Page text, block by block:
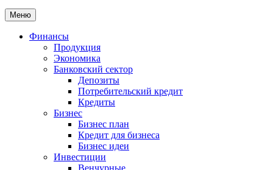
Меню
Финансы
Продукция
Экономика
Банковский сектор
Депозиты
Потребительский кредит
Кредиты
Бизнес
Бизнес план
Кредит для бизнеса
Бизнес идеи
Инвестиции
Венчурные